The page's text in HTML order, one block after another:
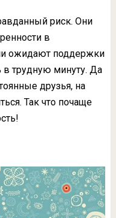
риск. Они
в
ожидают поддержки
в трудную минуту. Да
друзья, на
Так что почаще